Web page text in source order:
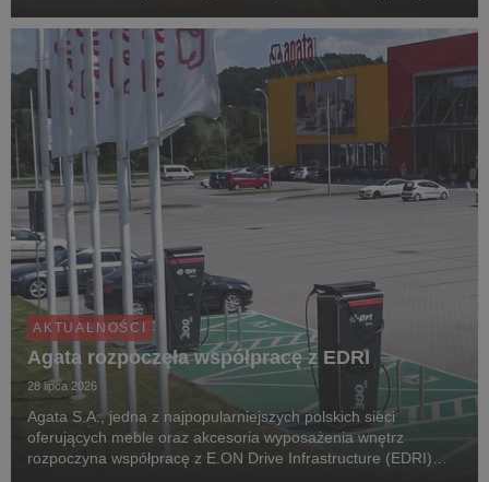
po różnych zakątkach świata. Zgodnie z...
AKTUALNOŚCI
Agata rozpoczęła współpracę z EDRI
28 lipca 2026
Agata S.A., jedna z najpopularniejszych polskich sieci
oferujących meble oraz akcesoria wyposażenia wnętrz
rozpoczyna współpracę z E.ON Drive Infrastructure (EDRI)